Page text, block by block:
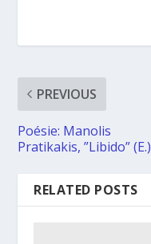
PREVIOUS
Poésie: Manolis
Pratikakis, ”Libido” (E.)
RELATED POSTS